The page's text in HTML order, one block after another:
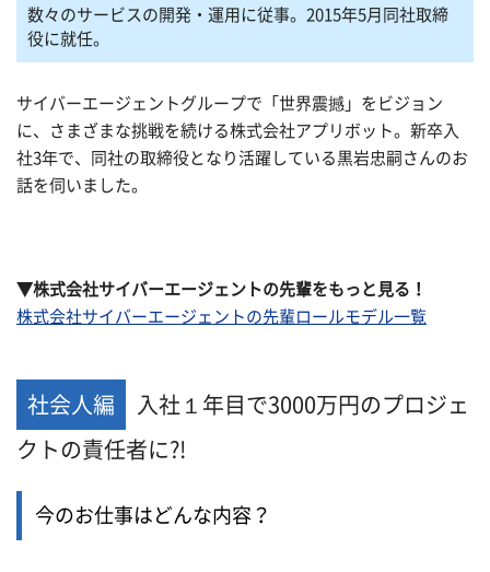
数々のサービスの開発・運用に従事。2015年5月同社取締
役に就任。
サイバーエージェントグループで「世界震撼」をビジョン
に、さまざまな挑戦を続ける株式会社アプリボット。新卒入
社3年で、同社の取締役となり活躍している黒岩忠嗣さんのお
話を伺いました。
▼株式会社サイバーエージェントの先輩をもっと見る！
株式会社サイバーエージェントの先輩ロールモデル一覧
社会人編 入社１年目で3000万円のプロジェ
クトの責任者に?!
今のお仕事はどんな内容？